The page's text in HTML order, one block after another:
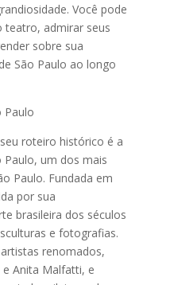
Você pode
admirar seus
sobre sua
São Paulo ao longo
Paulo
roteiro histórico é a
Paulo, um dos mais
Paulo. Fundada em
por sua
brasileira dos séculos
e fotografias.
renomados,
Anita Malfatti, e